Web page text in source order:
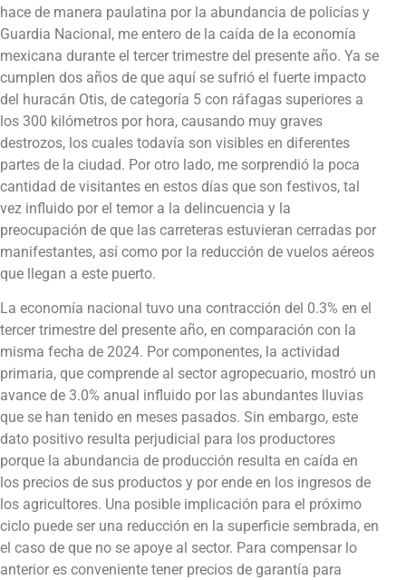
hace de manera paulatina por la abundancia de policías y
Guardia Nacional, me entero de la caída de la economía
mexicana durante el tercer trimestre del presente año. Ya se
cumplen dos años de que aquí se sufrió el fuerte impacto
del huracán Otis, de categoría 5 con ráfagas superiores a
los 300 kilómetros por hora, causando muy graves
destrozos, los cuales todavía son visibles en diferentes
partes de la ciudad. Por otro lado, me sorprendió la poca
cantidad de visitantes en estos días que son festivos, tal
vez influido por el temor a la delincuencia y la
preocupación de que las carreteras estuvieran cerradas por
manifestantes, así como por la reducción de vuelos aéreos
que llegan a este puerto.
La economía nacional tuvo una contracción del 0.3% en el
tercer trimestre del presente año, en comparación con la
misma fecha de 2024. Por componentes, la actividad
primaria, que comprende al sector agropecuario, mostró un
avance de 3.0% anual influido por las abundantes lluvias
que se han tenido en meses pasados. Sin embargo, este
dato positivo resulta perjudicial para los productores
porque la abundancia de producción resulta en caída en
los precios de sus productos y por ende en los ingresos de
los agricultores. Una posible implicación para el próximo
ciclo puede ser una reducción en la superficie sembrada, en
el caso de que no se apoye al sector. Para compensar lo
anterior es conveniente tener precios de garantía para